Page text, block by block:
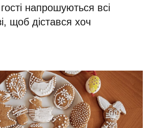
напрошуються всі
щоб дістався хоч